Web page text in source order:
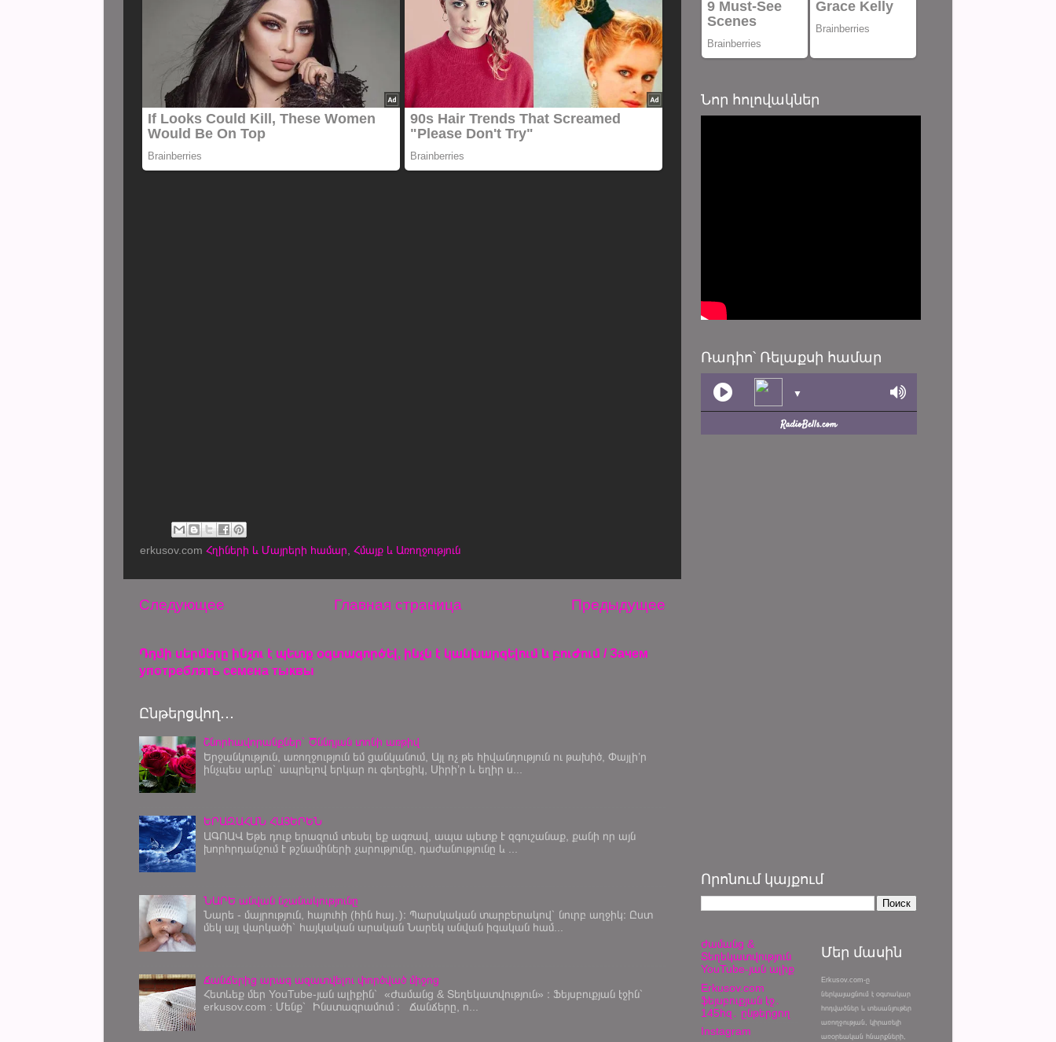
erkusov.com Հղիների և Մայրերի համար Հմայք և Առողջություն
Следующее Предыдущее
Главная страница
Դդմի սերմերը ինչու է պետք օգտագործել, ինչն է կանխարգելում և բուժում / Зачем
употреблять семена тыквы
Ընթերցվող․․․
Շնորհավորանքներ՝ Ծննդյան տոնի առթիվ
Երջանկություն, առողջություն եմ ցանկանում, Այլ ոչ թե հիվանդություն ու թախիծ, Փայլի’ր
ինչպես արևը՝ ապրելով երկար ու գեղեցիկ, Սիրի’ր և եղիր ս...
ԵՐԱԶԱՀԱՆ ՀԱՅԵՐԵՆ
ԱԳՌԱՎ Եթե դուք երազում տեսել եք ագռավ, ապա պետք Է զգուշանաք, քանի որ այն
խորհրդանշում Է թշնամիների չարությունը, դաժանությունը և ...
ՆԱՐԵ անվան նշանակությունը
Նարե - մայրություն, հայուհի (հին հայ․)։ Պարսկական տարբերակով՝ նուրբ աղջիկ։ Ըստ
մեկ այլ վարկածի՝ հայկական արական Նարեկ անվան իգական համ...
Ճանճերից արագ ազատվելու փործված միջոց
Հետևեք մեր YouTube-յան ալիքին՝ «Ժամանց & Տեղեկատվություն» ։ Ֆեյսբուքյան էջին՝
erkusov.com : Մենք՝ Ինստագրամում ։ Ճանճերը, ո...
Նոր հոլովակներ
Ռադիո՝ Ռելաքսի համար
▼
Որոնում կայքում
Ժամանց &
Տեղեկատվություն
YouTube-յան ալիք
Erkusov.com
ֆեյսբուքյան էջ․
145հզ․ ընթերցող
Instagram
Մեր մասին
Erkusov.com-ը
ներկայացնում է օգտակար
հոդվածներ և տեսանյութեր
առողջության, կիրառելի
առօրեական հնարքների,